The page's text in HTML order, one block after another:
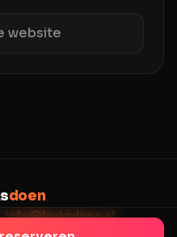
website
doen
info@leuksdoen.nl
Contact